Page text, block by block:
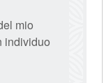
mio
individuo